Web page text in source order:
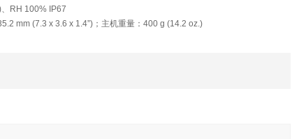
RH 100% IP67
mm (7.3 x 3.6 x 1.4”)；主机重量：400 g (14.2 oz.)